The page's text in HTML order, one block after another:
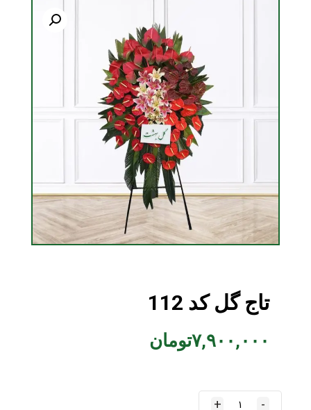
تاج گل کد 112
۷,۹۰۰,۰۰۰تومان
-
+